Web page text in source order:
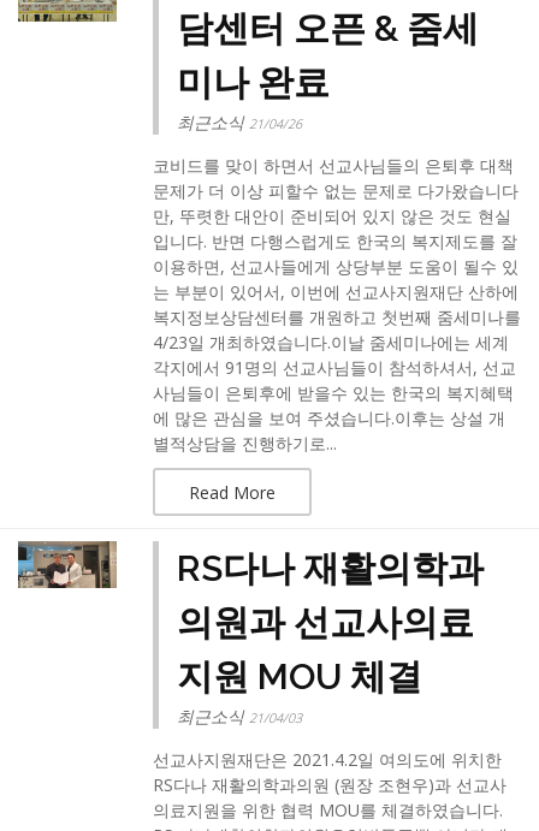
담센터 오픈 & 줌세
미나 완료
최근소식 21/04/26
코비드를 맞이 하면서 선교사님들의 은퇴후 대책
문제가 더 이상 피할수 없는 문제로 다가왔습니다
만, 뚜렷한 대안이 준비되어 있지 않은 것도 현실
입니다. 반면 다행스럽게도 한국의 복지제도를 잘
이용하면, 선교사들에게 상당부분 도움이 될수 있
는 부분이 있어서, 이번에 선교사지원재단 산하에
복지정보상담센터를 개원하고 첫번째 줌세미나를
4/23일 개최하였습니다.이날 줌세미나에는 세계
각지에서 91명의 선교사님들이 참석하셔서, 선교
사님들이 은퇴후에 받을수 있는 한국의 복지혜택
에 많은 관심을 보여 주셨습니다.이후는 상설 개
별적상담을 진행하기로...
Read More
RS다나 재활의학과
의원과 선교사의료
지원 MOU 체결
최근소식 21/04/03
선교사지원재단은 2021.4.2일 여의도에 위치한
RS다나 재활의학과의원 (원장 조현우)과 선교사
의료지원을 위한 협력 MOU를 체결하였습니다.​